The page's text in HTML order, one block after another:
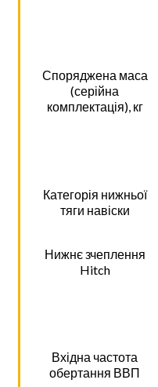
Споряджена маса
(серійна
комплектація), кг
Категорія нижньої
тяги навіски
Нижнє зчеплення
Hitch
Вхідна частота
обертання ВВП